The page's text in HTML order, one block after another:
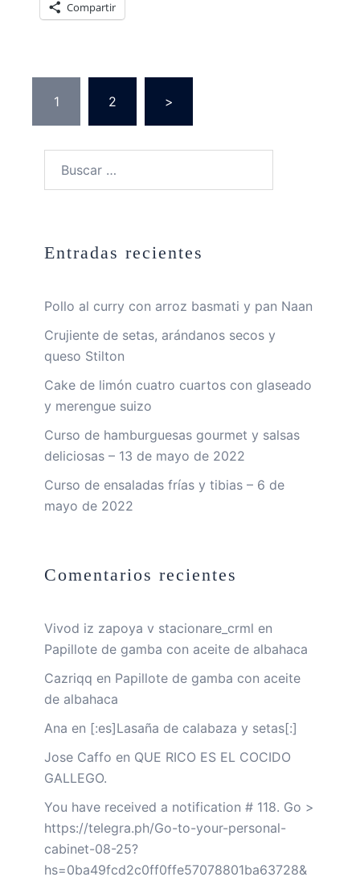
Compartir
entradas
1 2 >
Entradas recientes
Pollo al curry con arroz basmati y pan Naan
Crujiente de setas, arándanos secos y
queso Stilton
Cake de limón cuatro cuartos con glaseado
y merengue suizo
Curso de hamburguesas gourmet y salsas
deliciosas – 13 de mayo de 2022
Curso de ensaladas frías y tibias – 6 de
mayo de 2022
Comentarios recientes
Vivod iz zapoya v stacionare_crml en
Papillote de gamba con aceite de albahaca
Cazriqq en Papillote de gamba con aceite
de albahaca
Ana en [:es]Lasaña de calabaza y setas[:]
Jose Caffo en QUE RICO ES EL COCIDO
GALLEGO.
You have received a notification # 118. Go >
https://telegra.ph/Go-to-your-personal-
cabinet-08-25?
hs=0ba49fcd2c0ff0ffe57078801ba63728&